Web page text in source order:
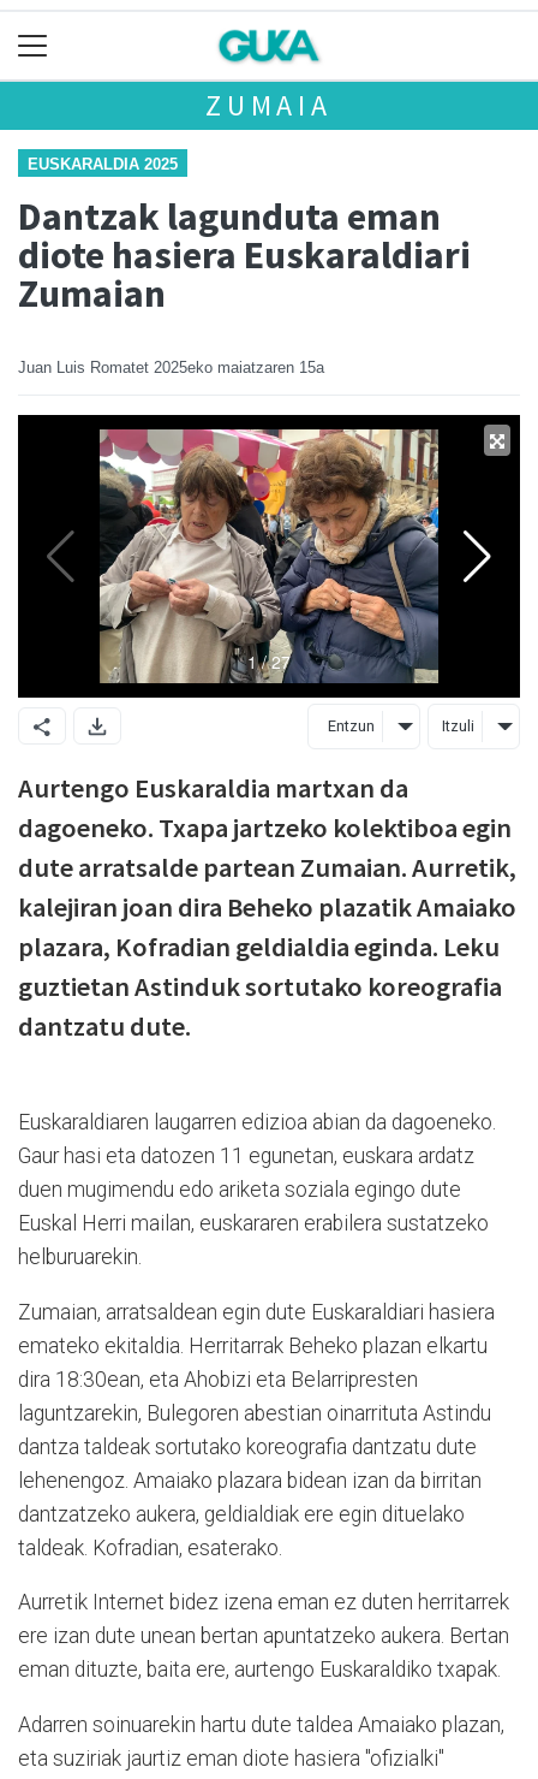
ZUMAIA
EUSKARALDIA 2025
Dantzak lagunduta eman
diote hasiera Euskaraldiari
Zumaian
Juan Luis Romatet 2025eko maiatzaren 15a
Entzun Itzuli
Aurtengo Euskaraldia martxan da
dagoeneko. Txapa jartzeko kolektiboa egin
dute arratsalde partean Zumaian. Aurretik,
kalejiran joan dira Beheko plazatik Amaiako
plazara, Kofradian geldialdia eginda. Leku
guztietan Astinduk sortutako koreografia
dantzatu dute.
Euskaraldiaren laugarren edizioa abian da dagoeneko.
Gaur hasi eta datozen 11 egunetan, euskara ardatz
duen mugimendu edo ariketa soziala egingo dute
Euskal Herri mailan, euskararen erabilera sustatzeko
helburuarekin.
Zumaian, arratsaldean egin dute Euskaraldiari hasiera
emateko ekitaldia. Herritarrak Beheko plazan elkartu
dira 18:30ean, eta Ahobizi eta Belarripresten
laguntzarekin, Bulegoren abestian oinarrituta Astindu
dantza taldeak sortutako koreografia dantzatu dute
lehenengoz. Amaiako plazara bidean izan da birritan
dantzatzeko aukera, geldialdiak ere egin dituelako
taldeak. Kofradian, esaterako.
Aurretik Internet bidez izena eman ez duten herritarrek
ere izan dute unean bertan apuntatzeko aukera. Bertan
eman dituzte, baita ere, aurtengo Euskaraldiko txapak.
Adarren soinuarekin hartu dute taldea Amaiako plazan,
eta suziriak jaurtiz eman diote hasiera "ofizialki"